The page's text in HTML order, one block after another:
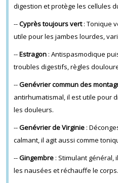
digestion et protège les cellules
--Cyprès toujours vert: Tonique
utile pour les jambes lourdes,
--Estragon : Antispasmodique
troubles digestifs, règles
--Genévrier commun des
antirhumatismal, il est utile pour
les douleurs.
--Genévrier de Virginie :
calmant, il agit aussi comme
--Gingembre : Stimulant général,
les nausées et réchauffe le corps.